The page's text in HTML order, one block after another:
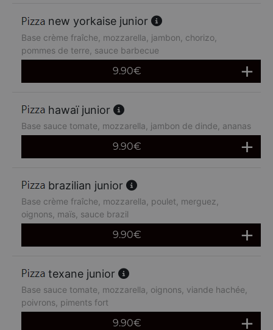
new yorkaise junior
Base crème fraîche, mozzarella, jambon, chorizo,
pommes de terre, sauce barbecue
9.90€
hawaï junior
Base sauce tomate, mozzarella, jambon de dinde, ananas
9.90€
brazilian junior
Base crème fraîche, mozzarella, poulet, merguez,
oignons, maïs, sauce brazil
9.90€
texane junior
Base sauce tomate, mozzarella, oignons, viande hachée,
poivrons, piments fort
9.90€